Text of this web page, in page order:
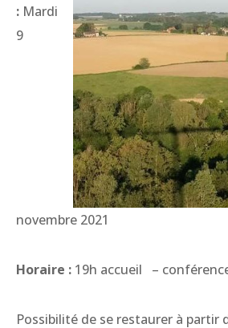
: Mardi
9
novembre 2021
Horaire : 19h accueil –
Possibilité de se restaurer à partir